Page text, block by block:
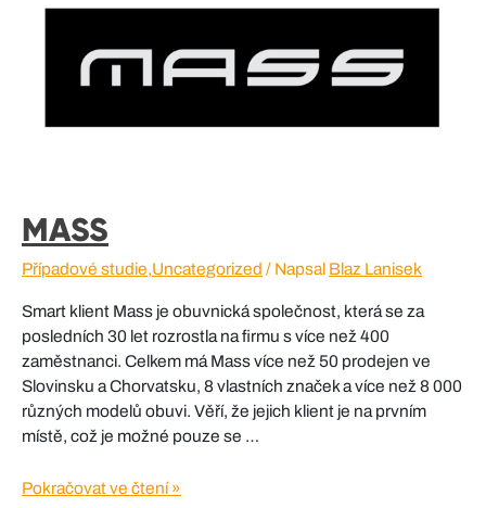
MASS
Případové studie,Uncategorized / Napsal Blaz Lanisek
Smart klient Mass je obuvnická společnost, která se za
posledních 30 let rozrostla na firmu s více než 400
zaměstnanci. Celkem má Mass více než 50 prodejen ve
Slovinsku a Chorvatsku, 8 vlastních značek a více než 8 000
různých modelů obuvi. Věří, že jejich klient je na prvním
místě, což je možné pouze se …
MASS
Pokračovat ve čtení »